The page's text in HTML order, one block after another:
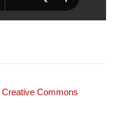
Creative Commons